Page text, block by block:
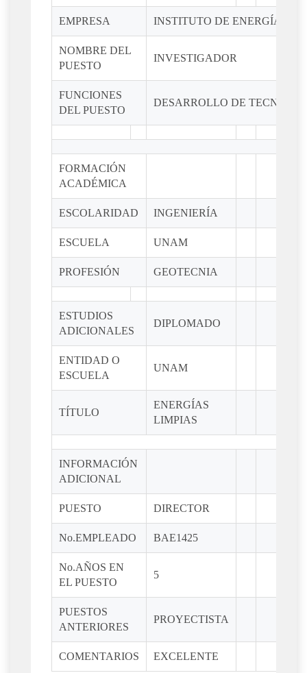
EMPRESA INSTITUTO DE ENERGÍAS
NOMBRE DEL
PUESTO
INVESTIGADOR
FUNCIONES
DEL PUESTO
DESARROLLO DE
FORMACIÓN
ACADÉMICA
ESCOLARIDAD INGENIERÍA
ESCUELA UNAM
PROFESIÓN GEOTECNIA
ESTUDIOS
ADICIONALES
DIPLOMADO
ENTIDAD O
ESCUELA
UNAM
TÍTULO
ENERGÍAS
LIMPIAS
INFORMACIÓN
ADICIONAL
PUESTO DIRECTOR
No.EMPLEADO BAE1425
No.AÑOS EN
EL PUESTO
5
PUESTOS
ANTERIORES
PROYECTISTA
COMENTARIOS EXCELENTE